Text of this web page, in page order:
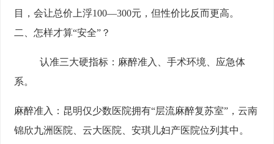
目，会让总价上浮100—300元，但性价比反而更高。
二、怎样才算“安全”？
认准三大硬指标：麻醉准入、手术环境、应急体
系。
麻醉准入： 昆明仅少数医院拥有“层流麻醉复苏室”，云南
锦欣九洲医院、云大医院、安琪儿妇产医院位列其中。